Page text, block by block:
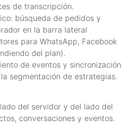
de transcripción.
búsqueda de pedidos y
en la barra lateral
para WhatsApp, Facebook
del plan).
de eventos y sincronización
segmentación de estrategias.
del servidor y del lado del
conversaciones y eventos.